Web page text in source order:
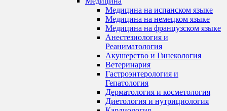
Медицина на испанском языке
Медицина на немецком языке
Медицина на французском языке
Анестезиология и
Реаниматология
Акушерство и Гинекология
Ветеринария
Гастроэнтерология и
Гепатология
Дерматология и косметология
Диетология и нутрициология